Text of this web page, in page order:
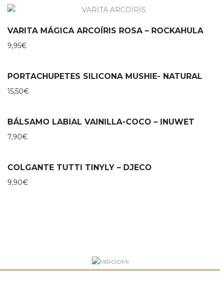
VARITA MÁGICA ARCOÍRIS ROSA – ROCKAHULA
9,95€
PORTACHUPETES SILICONA MUSHIE- NATURAL
15,50€
BÁLSAMO LABIAL VAINILLA-COCO – INUWET
7,90€
COLGANTE TUTTI TINYLY – DJECO
9,90€